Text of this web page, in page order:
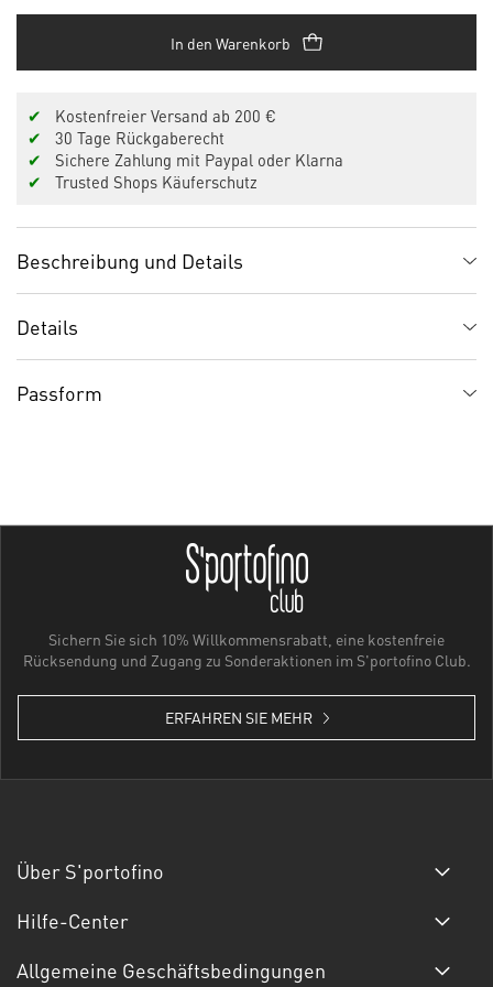
In den Warenkorb
✔
Kostenfreier Versand ab 200 €
✔
30 Tage Rückgaberecht
✔
Sichere Zahlung mit Paypal oder Klarna
✔
Trusted Shops Käuferschutz
Beschreibung und Details
Details
Passform
Sichern Sie sich 10% Willkommensrabatt, eine kostenfreie
Rücksendung und Zugang zu Sonderaktionen im S'portofino Club.
ERFAHREN SIE MEHR
Über S'portofino
Hilfe-Center
Allgemeine Geschäftsbedingungen